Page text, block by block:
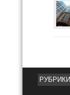
РУБРИКИ